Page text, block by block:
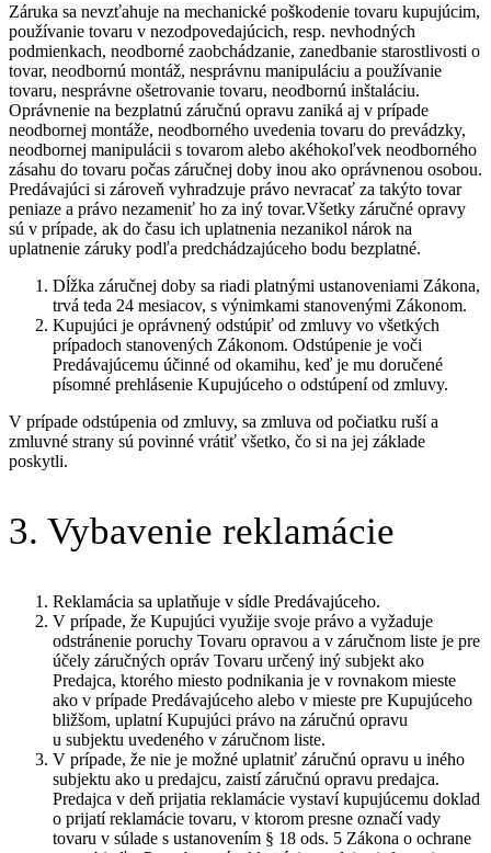
Záruka sa nevzťahuje na mechanické poškodenie tovaru kupujúcim,
používanie tovaru v nezodpovedajúcich, resp. nevhodných
podmienkach, neodborné zaobchádzanie, zanedbanie starostlivosti o
tovar, neodbornú montáž, nesprávnu manipuláciu a používanie
tovaru, nesprávne ošetrovanie tovaru, neodbornú inštaláciu.
Oprávnenie na bezplatnú záručnú opravu zaniká aj v prípade
neodbornej montáže, neodborného uvedenia tovaru do prevádzky,
neodbornej manipulácii s tovarom alebo akéhokoľvek neodborného
zásahu do tovaru počas záručnej doby inou ako oprávnenou osobou.
Predávajúci si zároveň vyhradzuje právo nevracať za takýto tovar
peniaze a právo nezameniť ho za iný tovar.Všetky záručné opravy
sú v prípade, ak do času ich uplatnenia nezanikol nárok na
uplatnenie záruky podľa predchádzajúceho bodu bezplatné.
Dĺžka záručnej doby sa riadi platnými ustanoveniami Zákona,
trvá teda 24 mesiacov, s výnimkami stanovenými Zákonom.
Kupujúci je oprávnený odstúpiť od zmluvy vo všetkých
prípadoch stanovených Zákonom. Odstúpenie je voči
Predávajúcemu účinné od okamihu, keď je mu doručené
písomné prehlásenie Kupujúceho o odstúpení od zmluvy.
V prípade odstúpenia od zmluvy, sa zmluva od počiatku ruší a
zmluvné strany sú povinné vrátiť všetko, čo si na jej základe
poskytli.
3. Vybavenie reklamácie
Reklamácia sa uplatňuje v sídle Predávajúceho.
V prípade, že Kupujúci využije svoje právo a vyžaduje
odstránenie poruchy Tovaru opravou a v záručnom liste je pre
účely záručných opráv Tovaru určený iný subjekt ako
Predajca, ktorého miesto podnikania je v rovnakom mieste
ako v prípade Predávajúceho alebo v mieste pre Kupujúceho
bližšom, uplatní Kupujúci právo na záručnú opravu
u subjektu uvedeného v záručnom liste.
V prípade, že nie je možné uplatniť záručnú opravu u iného
subjektu ako u predajcu, zaistí záručnú opravu predajca.
Predajca v deň prijatia reklamácie vystaví kupujúcemu doklad
o prijatí reklamácie tovaru, v ktorom presne označí vady
tovaru v súlade s ustanovením § 18 ods. 5 Zákona o ochrane